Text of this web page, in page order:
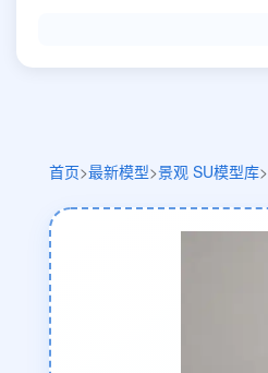
首页>最新模型>景观 SU模型库>